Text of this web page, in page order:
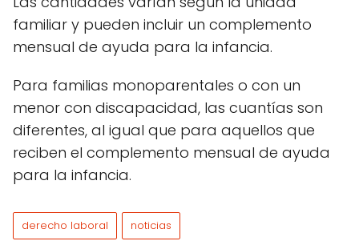
familiar y pueden incluir un complemento
mensual de ayuda para la infancia.
Para familias monoparentales o con un
menor con discapacidad, las cuantías son
diferentes, al igual que para aquellos que
reciben el complemento mensual de ayuda
para la infancia.
derecho laboral noticias